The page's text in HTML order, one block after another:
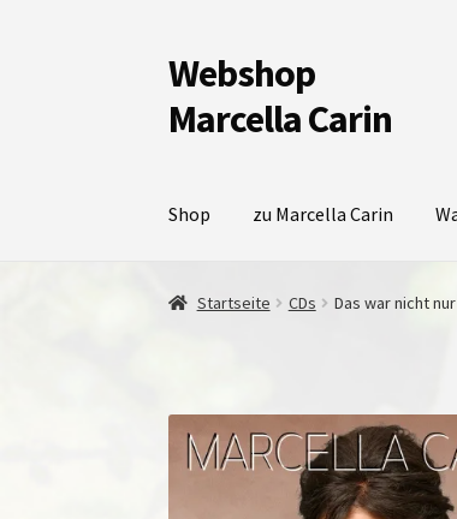
Zur
Navigation
springen
Zum
Inhalt
springen
Webshop
Marcella Carin
Shop zu Marcella Carin
Startseite CDs Das war nicht